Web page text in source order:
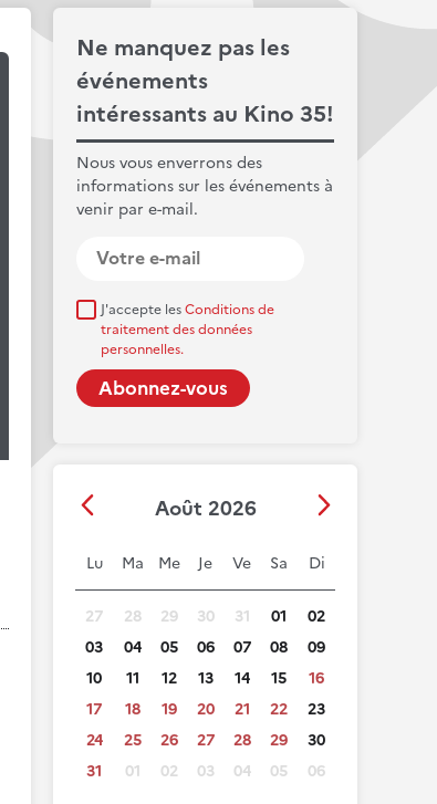
Ne manquez pas les
événements
intéressants au Kino 35!
Nous vous enverrons des
informations sur les événements à
venir par e-mail.
J'accepte lesConditions de
traitement des données
personnelles.
Août 2026
Lu Ma Me Je Ve Sa Di
27 28 29 30 31 01
02
03
04 05 06 07 08
09
10
11 12 13 14 15
16
17
18 19 20 21 22
23
24
25 26 27 28 29
30
31
01 02 03 04 05 06